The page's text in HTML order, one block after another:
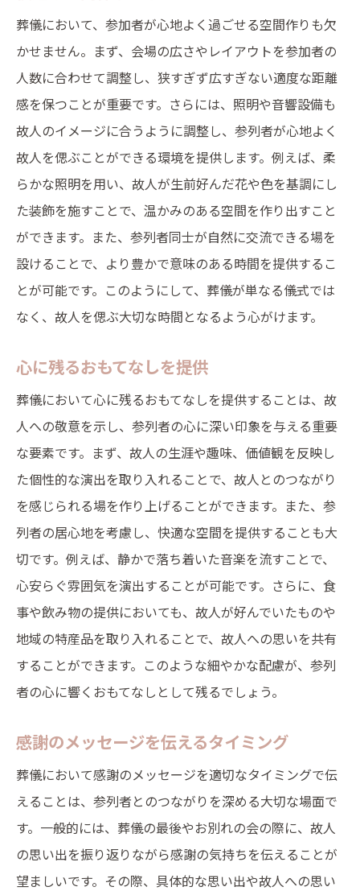
葬儀において、参加者が心地よく過ごせる空間作りも欠
かせません。まず、会場の広さやレイアウトを参加者の
人数に合わせて調整し、狭すぎず広すぎない適度な距離
感を保つことが重要です。さらには、照明や音響設備も
故人のイメージに合うように調整し、参列者が心地よく
故人を偲ぶことができる環境を提供します。例えば、柔
らかな照明を用い、故人が生前好んだ花や色を基調にし
た装飾を施すことで、温かみのある空間を作り出すこと
ができます。また、参列者同士が自然に交流できる場を
設けることで、より豊かで意味のある時間を提供するこ
とが可能です。このようにして、葬儀が単なる儀式では
なく、故人を偲ぶ大切な時間となるよう心がけます。
心に残るおもてなしを提供
葬儀において心に残るおもてなしを提供することは、故
人への敬意を示し、参列者の心に深い印象を与える重要
な要素です。まず、故人の生涯や趣味、価値観を反映し
た個性的な演出を取り入れることで、故人とのつながり
を感じられる場を作り上げることができます。また、参
列者の居心地を考慮し、快適な空間を提供することも大
切です。例えば、静かで落ち着いた音楽を流すことで、
心安らぐ雰囲気を演出することが可能です。さらに、食
事や飲み物の提供においても、故人が好んでいたものや
地域の特産品を取り入れることで、故人への思いを共有
することができます。このような細やかな配慮が、参列
者の心に響くおもてなしとして残るでしょう。
感謝のメッセージを伝えるタイミング
葬儀において感謝のメッセージを適切なタイミングで伝
えることは、参列者とのつながりを深める大切な場面で
す。一般的には、葬儀の最後やお別れの会の際に、故人
の思い出を振り返りながら感謝の気持ちを伝えることが
望ましいです。その際、具体的な思い出や故人への思い